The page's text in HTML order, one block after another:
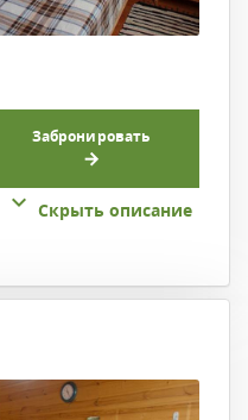
Забронировать
Скрыть описание